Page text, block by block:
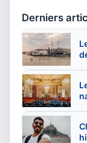
Derniers